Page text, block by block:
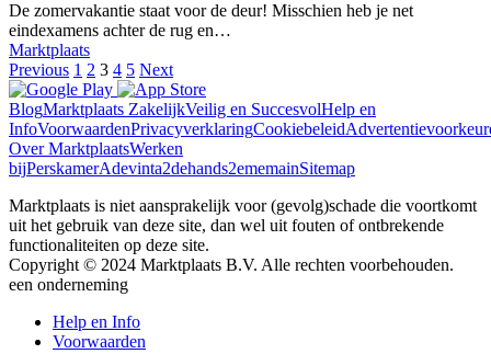
De zomervakantie staat voor de deur! Misschien heb je net
eindexamens achter de rug en…
Marktplaats
Previous 1 2 3 4 5 Next
BlogMarktplaats ZakelijkVeilig en SuccesvolHelp en
InfoVoorwaardenPrivacyverklaringCookiebeleid
Over MarktplaatsWerken
bijPerskamerAdevinta2dehands2ememainSitemap
Marktplaats is niet aansprakelijk voor (gevolg)schade die voortkomt
uit het gebruik van deze site, dan wel uit fouten of ontbrekende
functionaliteiten op deze site.
Copyright © 2024 Marktplaats B.V. Alle rechten voorbehouden.
een onderneming
Help en Info
Voorwaarden